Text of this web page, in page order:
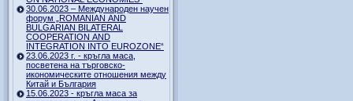
30.06.2023 – Международен научен
форум „ROMANIAN AND
BULGARIAN BILATERAL
COOPERATION AND
INTEGRATION INTO EUROZONE“
23.06.2023 г. - кръгла маса,
посветена на търговско-
икономическите отношения между
Китай и България
15.06.2023 - кръгла маса за